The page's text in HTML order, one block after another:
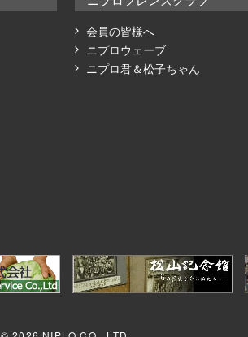
会員の皆様へ
ニプロウェーブ
ニプロ君＆松子ちゃん